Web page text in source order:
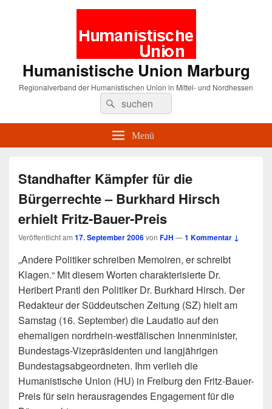
Humanistische Union Marburg
Regionalverband der Humanistischen Union in Mittel- und Nordhessen
Suche
nach:
Suchen
Menü
Standhafter Kämpfer für die
Bürgerrechte – Burkhard Hirsch
erhielt Fritz-Bauer-Preis
Veröffentlicht am 17. September 2006von FJH —1 Kommentar ↓
„Andere Politiker schreiben Memoiren, er schreibt
Klagen.“ Mit diesem Worten charakterisierte Dr.
Heribert Prantl den Politiker Dr. Burkhard Hirsch. Der
Redakteur der Süddeutschen Zeitung (SZ) hielt am
Samstag (16. September) die Laudatio auf den
ehemaligen nordrhein-westfälischen Innenminister,
Bundestags-Vizepräsidenten und langjährigen
Bundestagsabgeordneten. Ihm verlieh die
Humanistische Union (HU) in Freiburg den Fritz-Bauer-
Preis für sein herausragendes Engagement für die